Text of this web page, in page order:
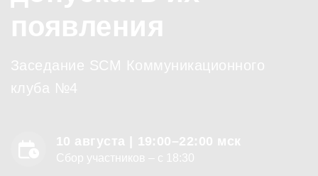
появления
Заседание SCM Коммуникационного
клуба №4
10 августа | 19:00–22:00 мск
Сбор участников – с 18:30